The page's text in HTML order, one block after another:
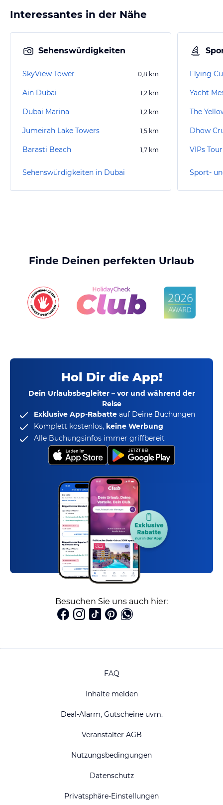
Interessantes in der Nähe
Sehenswürdigkeiten
SkyView Tower 0,8 km
Ain Dubai 1,2 km
Dubai Marina 1,2 km
Jumeirah Lake Towers 1,5 km
Barasti Beach 1,7 km
Sehenswürdigkeiten in Dubai
Flying
Yacht
The
Dhow
VIPs
Sport-
Finde Deinen perfekten Urlaub
Hol Dir die App!
Dein Urlaubsbegleiter – vor und während der
Reise
Exklusive App-Rabatte auf Deine Buchungen
Komplett kostenlos, keine Werbung
Alle Buchungsinfos immer griffbereit
Besuchen Sie uns auch hier:
FAQ
Inhalte melden
Deal-Alarm, Gutscheine uvm.
Veranstalter AGB
Nutzungsbedingungen
Datenschutz
Privatsphäre-Einstellungen